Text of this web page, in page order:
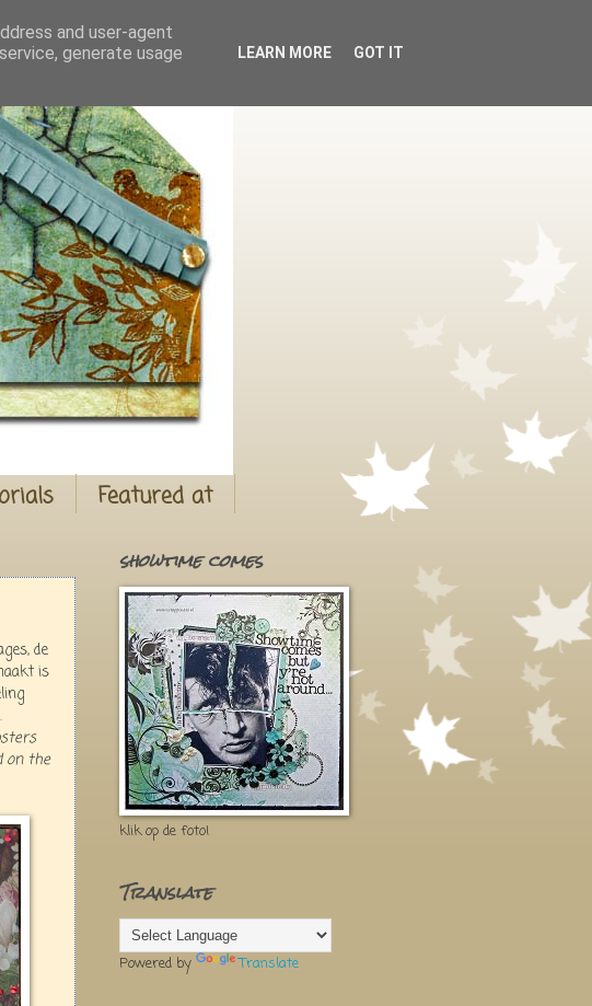
Featured at
de
is
on the
showtime comes
klik op de foto!
Translate
Powered by Translate
and user-agent
generate usage
LEARN MORE GOT IT